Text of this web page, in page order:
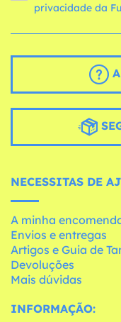
privacidade da
NECESSITAS DE
A minha
Envios e entregas
Artigos e Guia de
Devoluções
Mais dúvidas
INFORMAÇÃO: